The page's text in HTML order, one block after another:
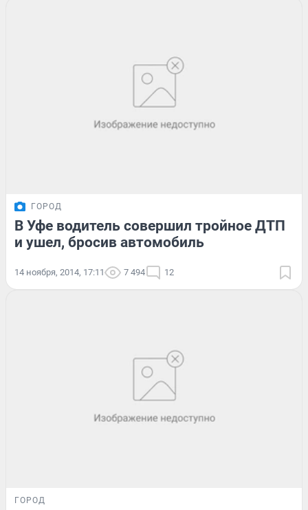
ГОРОД
В Уфе водитель совершил тройное ДТП
и ушел, бросив автомобиль
14 ноября, 2014, 17:11 7 494 12
ГОРОД